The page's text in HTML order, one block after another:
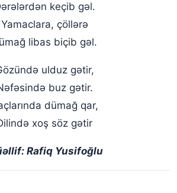
keçib gəl.
Yamaclara, çöllərə
libas biçib gəl.
ulduz gətir,
buz gətir.
dümağ qar,
xoş söz gətir
Rafiq Yusifoğlu